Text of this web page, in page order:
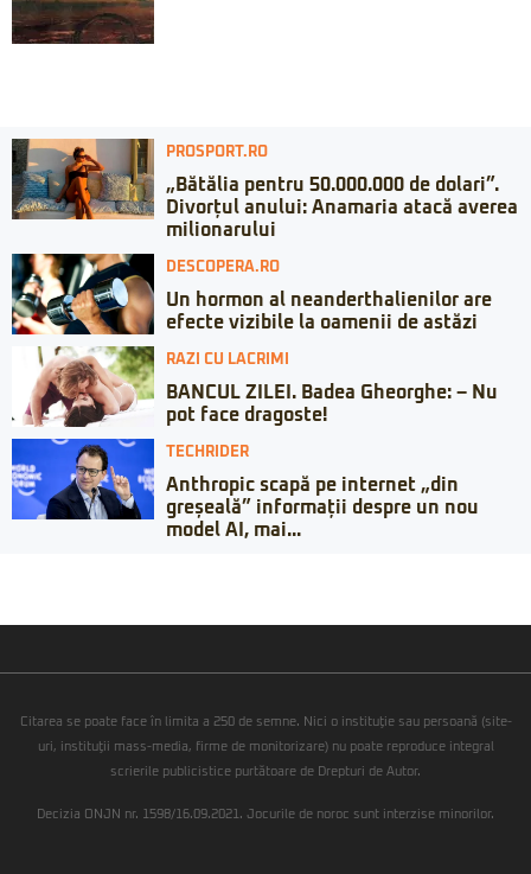
PROSPORT.RO
„Bătălia pentru 50.000.000 de dolari”.
Divorțul anului: Anamaria atacă averea
milionarului
DESCOPERA.RO
Un hormon al neanderthalienilor are
efecte vizibile la oamenii de astăzi
RAZI CU LACRIMI
BANCUL ZILEI. Badea Gheorghe: – Nu
pot face dragoste!
TECHRIDER
Anthropic scapă pe internet „din
greșeală” informații despre un nou
model AI, mai...
Citarea se poate face în limita a 250 de semne. Nici o instituţie sau persoană (site-
uri, instituţii mass-media, firme de monitorizare) nu poate reproduce integral
scrierile publicistice purtătoare de Drepturi de Autor.
Decizia ONJN nr. 1598/16.09.2021. Jocurile de noroc sunt interzise minorilor.